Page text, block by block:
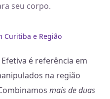
seu corpo.
Curitiba e Região
é referência em
na região
mais de duas